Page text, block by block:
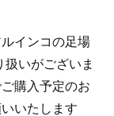
インコの足場
いがございま
購入予定のお
いたします